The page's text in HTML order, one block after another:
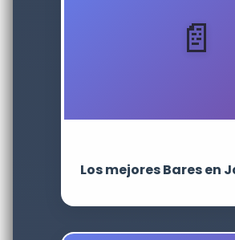
Los mejores Bares en